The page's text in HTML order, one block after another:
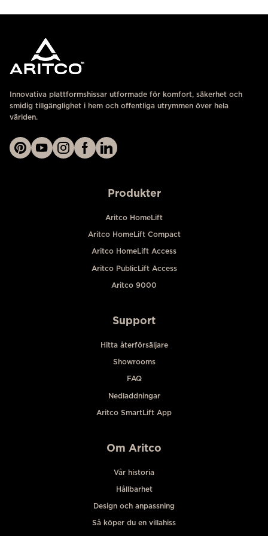
Innovativa plattformshissar utformade för komfort, säkerhet och
smidig tillgänglighet i hem och offentliga utrymmen över hela
världen.
Produkter
Aritco HomeLift
Aritco HomeLift Compact
Aritco HomeLift Access
Aritco PublicLift Access
Aritco 9000
Support
Hitta återförsäljare
Showrooms
FAQ
Nedladdningar
Aritco SmartLift App
Om Aritco
Vår historia
Hållbarhet
Design och anpassning
Så köper du en villahiss